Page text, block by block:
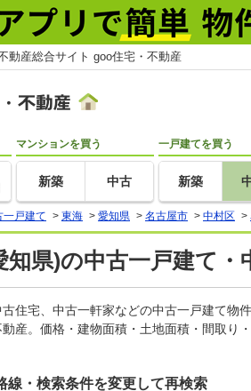
動産総合サイト goo住宅・不動産
マンションを買う
新築 中古
一戸建てを買う
新築
一戸建て > 東海 > 愛知県 > 名古屋市 > 中村区 >
知県)の中古一戸建て・
住宅、中古一軒家などの中古一戸建て物
産。価格・建物面積・土地面積・間取り
線・検索条件を変更して再検索